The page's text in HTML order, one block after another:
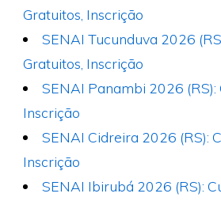
Gratuitos, Inscrição
SENAI Tucunduva 2026
Gratuitos, Inscrição
SENAI Panambi 2026 (RS):
Inscrição
SENAI Cidreira 2026 (RS):
Inscrição
SENAI Ibirubá 2026 (RS):